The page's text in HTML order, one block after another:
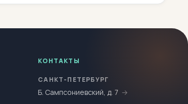
КОНТАКТЫ
САНКТ-ПЕТЕРБУРГ
Б. Сампсониевский, д. 7